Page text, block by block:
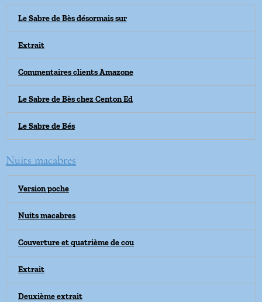
Le Sabre de Bès désormais sur
Extrait
Commentaires clients Amazone
Le Sabre de Bès chez Centon Ed
Le Sabre de Bés
Nuits macabres
Version poche
Nuits macabres
Couverture et quatrième de cou
Extrait
Deuxième extrait